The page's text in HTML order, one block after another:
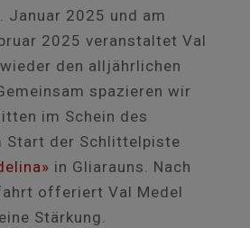
Januar 2025 und am
2025 veranstaltet Val
den alljährlichen
spazieren wir
im Schein des
Start der Schlittelpiste
in Gliarauns. Nach
offeriert Val Medel
Stärkung.